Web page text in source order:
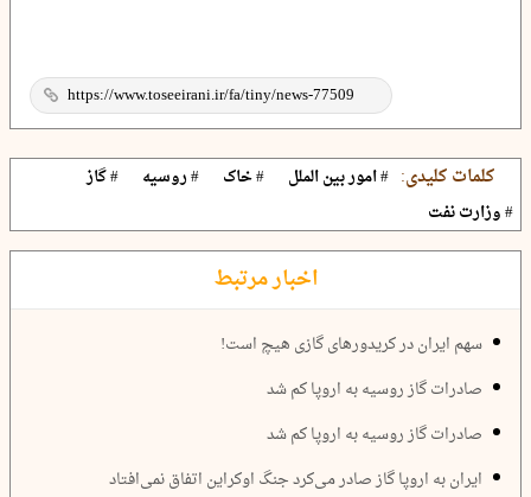
کلمات کلیدی: # امور بین الملل # خاک # روسیه
# گاز
# وزارت نفت
اخبار مرتبط
سهم ایران در کریدورهای گازی هیچ است!
صادرات گاز روسیه به اروپا کم شد
صادرات گاز روسیه به اروپا کم شد
ایران به اروپا گاز صادر می‌کرد جنگ اوکراین اتفاق نمی‌افتاد